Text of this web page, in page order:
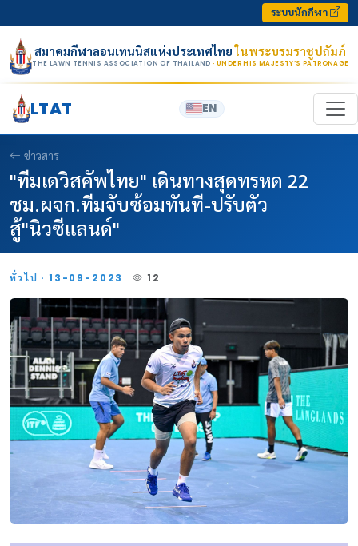
ระบบนักกีฬา
สมาคมกีฬาลอนเทนนิสแห่งประเทศไทยในพระบรมราชูปถัมภ์
THE LAWN TENNIS ASSOCIATION OF THAILAND · UNDER HIS MAJESTY’S PATRONAGE
LTAT EN
ข่าวสาร
"ทีมเดวิสคัพไทย" เดินทางสุดทรหด 22
ชม.ผจก.ทีมจับซ้อมทันที-ปรับตัว
สู้"นิวซีแลนด์"
ทั่วไป · 13-09-2023 12